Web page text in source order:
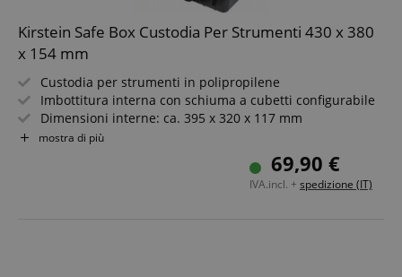
Kirstein Safe Box Custodia Per Strumenti 430 x 380
x 154 mm
Custodia per strumenti in polipropilene
Imbottitura interna con schiuma a cubetti configurabile
Dimensioni interne: ca. 395 x 320 x 117 mm
Resistente a polvere, acqua e urti
Geometria esterna rinforzata con nervature
Maniglia e valvola di compensazione della pressione
mostra di più
69,90 €
IVA.incl. + spedizione (IT)